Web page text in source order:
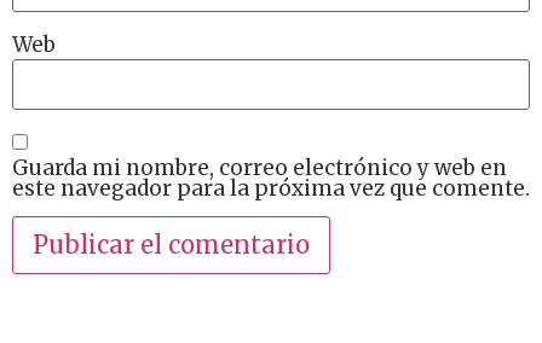
Web
Guarda mi nombre, correo electrónico y web en
este navegador para la próxima vez que comente.